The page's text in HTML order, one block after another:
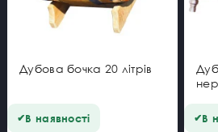
Дубова бочка 20 літрів
В наявності В